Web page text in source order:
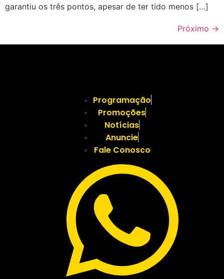
garantiu os três pontos, apesar de ter tido menos […]
Próximo →
Programação
Promoções
Notícias
Anuncie
Fale Conosco